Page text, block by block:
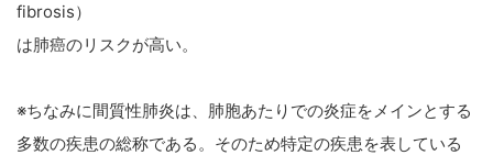
fibrosis）
は肺癌のリスクが高い。
※ちなみに間質性肺炎は、肺胞あたりでの炎症をメインとする
多数の疾患の総称である。そのため特定の疾患を表している